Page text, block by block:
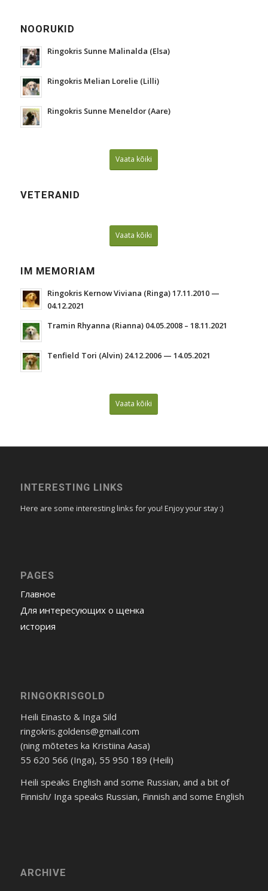
NOORUKID
Ringokris Sunne Malinalda (Elsa)
Ringokris Melian Lorelie (Lilli)
Ringokris Sunne Meneldor (Aare)
Vaata kõiki
VETERANID
Vaata kõiki
IM MEMORIAM
Ringokris Kernow Viviana (Ringa) 17.11.2010 —
04.12.2021
Tramin Rhyanna (Rianna) 04.05.2008 – 18.11.2021
Tenfield Tori (Alvin) 24.12.2006 — 14.05.2021
Vaata kõiki
INTERESTING LINKS
Here are some interesting links for you! Enjoy your stay :)
PAGES
Главное
Для интересующих о щенка
история
RINGOKRISGOLD
Heili Einasto & Inga Sild
ringokris.goldens@gmail.com
(ning mõtetes ka Kristiina Aasa)
55 620 566 (Inga), 55 950 189 (Heili)
Heili speaks English and some Russian, and a bit of
Finnish/ Inga speaks Russian, Finnish and some English
ARCHIVE